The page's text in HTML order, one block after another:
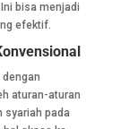
bisa menjadi
efektif.
aturan-aturan
syariah pada